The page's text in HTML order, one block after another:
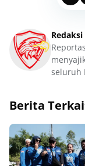
Redaksi
seluruh
Berita